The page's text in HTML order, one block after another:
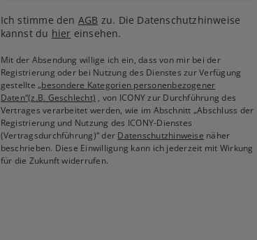
Ich stimme den AGB zu. Die Datenschutzhinweise
kannst du hier einsehen.
Mit der Absendung willige ich ein, dass von mir bei der
Registrierung oder bei Nutzung des Dienstes zur Verfügung
gestellte„besondere Kategorien personenbezogener
Daten“(z.B. Geschlecht) , von ICONY zur Durchführung des
Vertrages verarbeitet werden, wie im Abschnitt „Abschluss der
Registrierung und Nutzung des ICONY-Dienstes
(Vertragsdurchführung)“ der Datenschutzhinweise näher
beschrieben. Diese Einwilligung kann ich jederzeit mit Wirkung
für die Zukunft widerrufen.